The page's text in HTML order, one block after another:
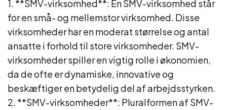
1. **SMV-virksomhed**: En SMV-virksomhed står
for en små- og mellemstor virksomhed. Disse
virksomheder har en moderat størrelse og antal
ansatte i forhold til store virksomheder. SMV-
virksomheder spiller en vigtig rolle i økonomien,
da de ofte er dynamiske, innovative og
beskæftiger en betydelig del af arbejdsstyrken.
2. **SMV-virksomheder**: Pluralformen af SMV-